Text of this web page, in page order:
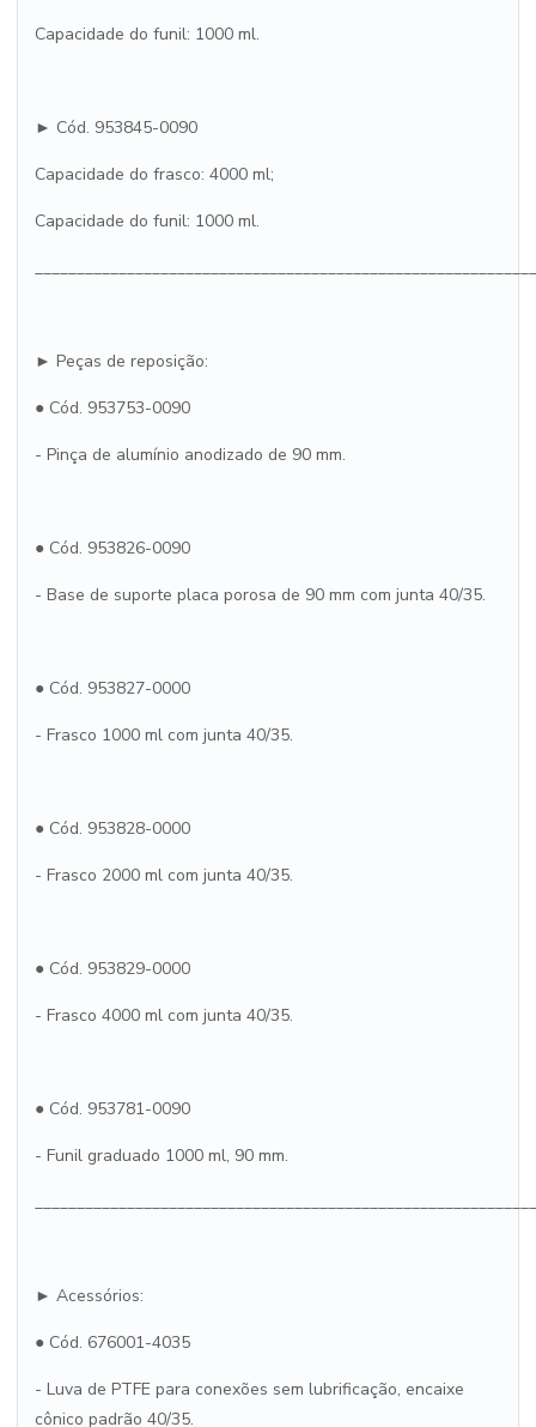
Capacidade do funil: 1000 ml.
► Cód. 953845-0090
Capacidade do frasco: 4000 ml;
Capacidade do funil: 1000 ml.
► Peças de reposição:
● Cód. 953753-0090
- Pinça de alumínio anodizado de 90 mm.
● Cód. 953826-0090
- Base de suporte placa porosa de 90 mm com junta 40/35.
● Cód. 953827-0000
- Frasco 1000 ml com junta 40/35.
● Cód. 953828-0000
- Frasco 2000 ml com junta 40/35.
● Cód. 953829-0000
- Frasco 4000 ml com junta 40/35.
● Cód. 953781-0090
- Funil graduado 1000 ml, 90 mm.
► Acessórios:
● Cód. 676001-4035
- Luva de PTFE para conexões sem lubrificação, encaixe
cônico padrão 40/35.